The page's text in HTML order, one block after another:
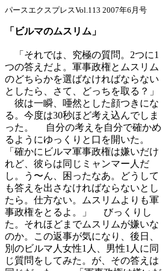
パースエクスプレスVol.113 2007年6月号
「ビルマのムスリム」
「それでは、究極の質問。2つに1
つの答えだよ。軍事政権とムスリム
のどちらかを選ばなければならない
としたら、さて、どっちを取る？」
彼は一瞬、唖然とした顔つきにな
る。今度は30秒ほど考え込んでしま
った。 自分の考えを自分で確かめ
るようにゆっくりと口を開いた。
「確かにビルマ軍事政権は嫌いだけ
れど、彼らは同じミャンマー人だ
し。う〜ん、困ったなあ。どうして
も答えを出さなければならないとし
たら。仕方ない。ムスリムよりも軍
事政権をとるよ。」 びっくりし
た。それほどまでムスリムが嫌いな
のか。この返事が気になり、後日、
別のビルマ人女性1人、男性1人に同
じ質問をしてみた。が、その答えは